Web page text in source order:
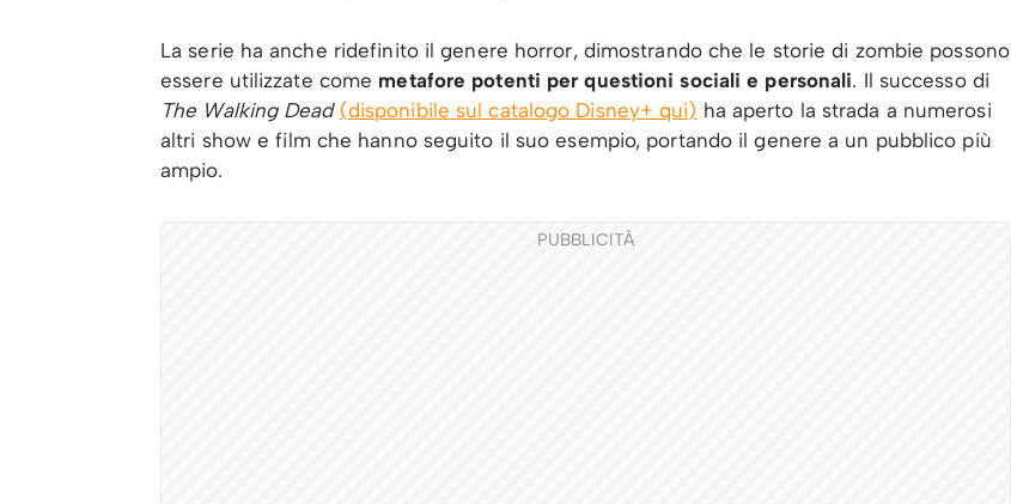
La serie ha anche ridefinito il genere horror, dimostrando che le storie di zombie possono
essere utilizzate come metafore potenti per questioni sociali e personali. Il successo di
The Walking Dead (disponibile sul catalogo Disney+ qui) ha aperto la strada a numerosi
altri show e film che hanno seguito il suo esempio, portando il genere a un pubblico più
ampio.
PUBBLICITÀ